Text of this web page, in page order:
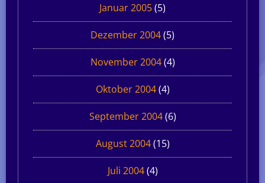
Januar 2005(5)
Dezember 2004(5)
November 2004(4)
Oktober 2004(4)
September 2004(6)
August 2004(15)
Juli 2004(4)